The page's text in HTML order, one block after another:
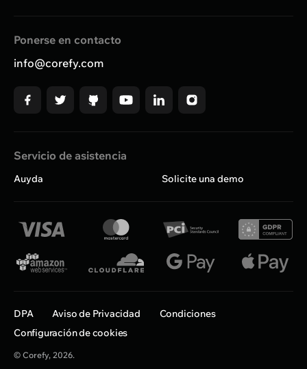
Ponerse en contacto
info@corefy.com
Servicio de asistencia
Auyda Solicite una demo
© Corefy, 2026.
DPA Aviso de Privacidad
Condiciones
Configuración de cookies